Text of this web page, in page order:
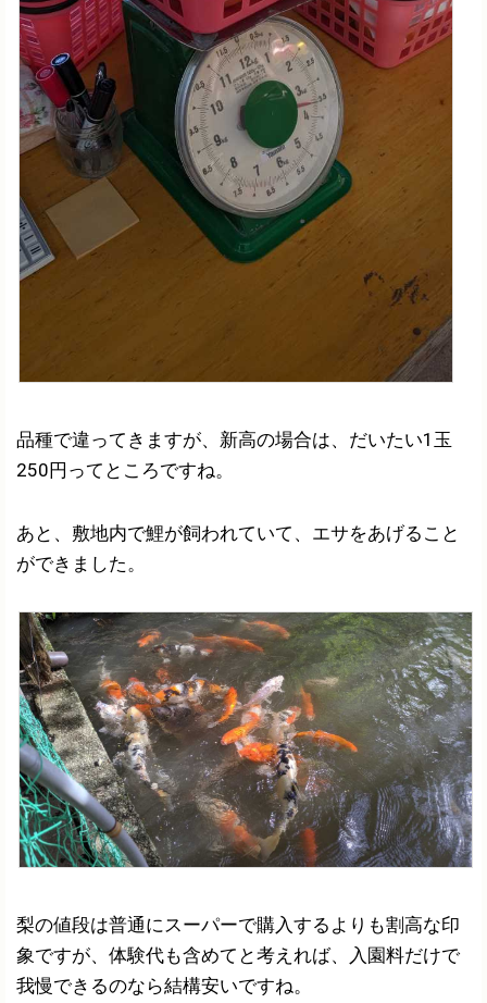
品種で違ってきますが、新高の場合は、だいたい1玉
250円ってところですね。
あと、敷地内で鯉が飼われていて、エサをあげること
ができました。
梨の値段は普通にスーパーで購入するよりも割高な印
象ですが、体験代も含めてと考えれば、入園料だけで
我慢できるのなら結構安いですね。